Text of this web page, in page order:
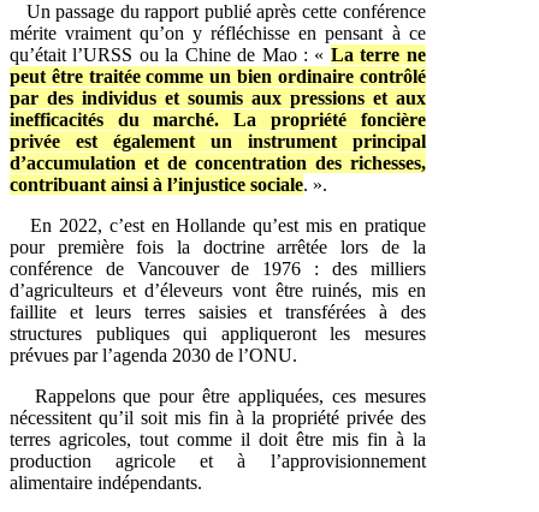
Un passage du rapport publié après cette conférence
mérite vraiment qu’on y réfléchisse en pensant à ce
qu’était l’URSS ou la Chine de Mao : « La terre ne
peut être traitée comme un bien ordinaire contrôlé
par des individus et soumis aux pressions et aux
inefficacités du marché. La propriété foncière
privée est également un instrument principal
d’accumulation et de concentration des richesses,
contribuant ainsi à l’injustice sociale. ».
En 2022, c’est en Hollande qu’est mis en pratique
pour première fois la doctrine arrêtée lors de la
conférence de Vancouver de 1976 : des milliers
d’agriculteurs et d’éleveurs vont être ruinés, mis en
faillite et leurs terres saisies et transférées à des
structures publiques qui appliqueront les mesures
prévues par l’agenda 2030 de l’ONU.
Rappelons que pour être appliquées, ces mesures
nécessitent qu’il soit mis fin à la propriété privée des
terres agricoles, tout comme il doit être mis fin à la
production agricole et à l’approvisionnement
alimentaire indépendants.